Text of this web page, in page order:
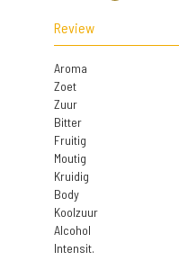
Review
Aroma
Zoet
Zuur
Bitter
Fruitig
Moutig
Kruidig
Body
Koolzuur
Alcohol
Intensit.